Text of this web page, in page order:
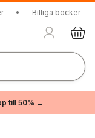
• Billiga böcker
till 50% →